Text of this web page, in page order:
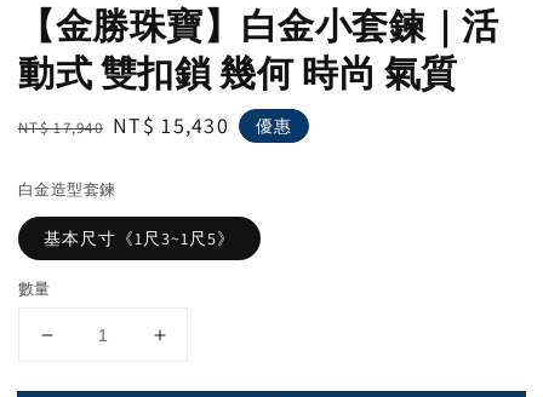
【金勝珠寶】白金小套鍊｜活
動式 雙扣鎖 幾何 時尚 氣質
Regular
NT$ 17,940 Sale
NT$ 15,430 優惠
白金造型套鍊
基本尺寸《1尺3~1尺5》
數量